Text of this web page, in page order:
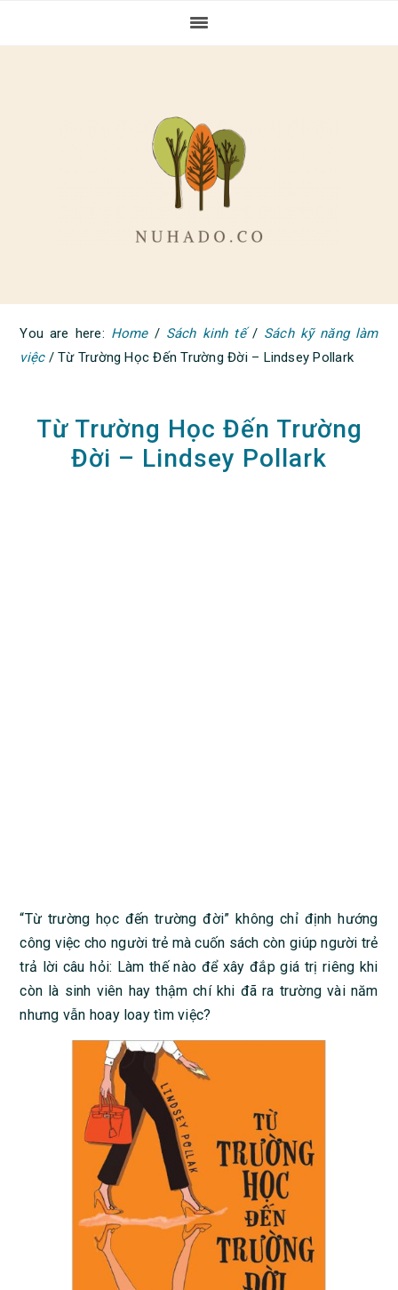
You are here: Home / Sách kinh tế / Sách kỹ năng làm
việc /Từ Trường Học Đến Trường Đời – Lindsey Pollark
Từ Trường Học Đến Trường
Đời – Lindsey Pollark
“Từ trường học đến trường đời” không chỉ định hướng
công việc cho người trẻ mà cuốn sách còn giúp người trẻ
trả lời câu hỏi: Làm thế nào để xây đắp giá trị riêng khi
còn là sinh viên hay thậm chí khi đã ra trường vài năm
nhưng vẫn hoay loay tìm việc?